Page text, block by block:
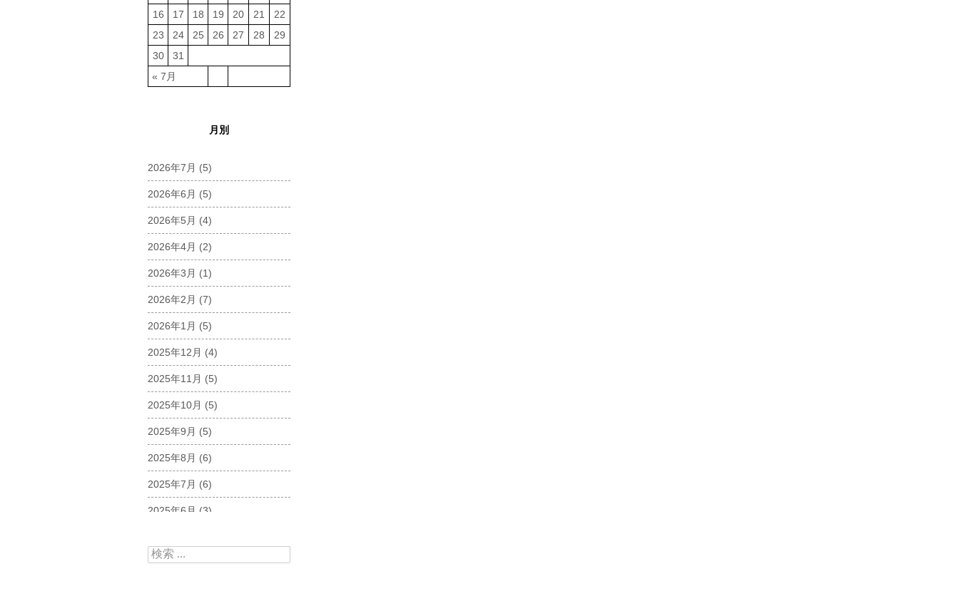
« 7月
16
17 18 19 20 21
22
23
24 25 26 27 28
29
30
31
月別
2026年7月 (5)
2026年6月 (5)
2026年5月 (4)
2026年4月 (2)
2026年3月 (1)
2026年2月 (7)
2026年1月 (5)
2025年12月 (4)
2025年11月 (5)
2025年10月 (5)
2025年9月 (5)
2025年8月 (6)
2025年7月 (6)
2025年6月 (3)
2025年4月(5)
検索: